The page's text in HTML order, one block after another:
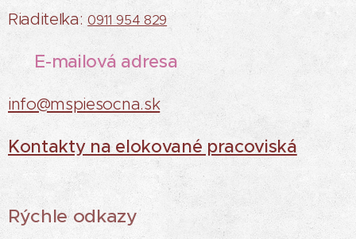
Riaditeľka: 0911 954 829
✉ E-mailová adresa
info@mspiesocna.sk
Kontakty na elokované pracoviská
Rýchle odkazy